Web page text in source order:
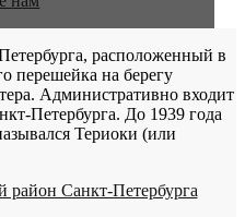
расположенный в
перешейка на берегу
Административно входит
Петербурга. До 1939 года
Териоки (или